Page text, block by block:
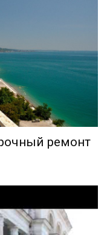
ремонт